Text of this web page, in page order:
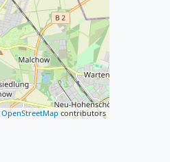
OpenStreetMapcontributors